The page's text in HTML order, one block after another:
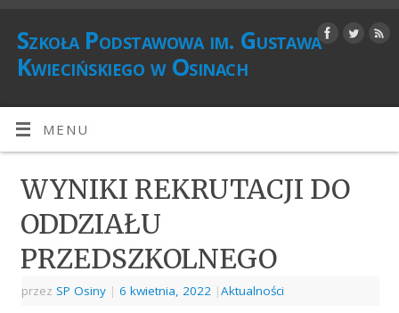
Szkoła Podstawowa im. Gustawa
Kwiecińskiego w Osinach
MENU
WYNIKI REKRUTACJI DO
ODDZIAŁU
PRZEDSZKOLNEGO
przez SP Osiny | 6 kwietnia, 2022 |Aktualności